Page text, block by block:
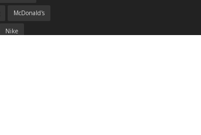
McDonald's
Nike